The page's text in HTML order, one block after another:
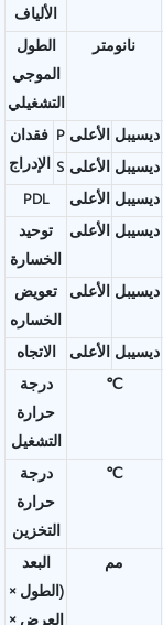
الألياف
الطول
الموجي
التشغيلي
نانومتر
فقدان
الإدراج
P الأعلى ديسيبل
S الأعلى ديسيبل
PDL
الأعلى ديسيبل
توحيد
الخسارة
الأعلى ديسيبل
تعويض
الخساره
الأعلى ديسيبل
الاتجاه الأعلى ديسيبل
درجة
حرارة
التشغيل
℃
درجة
حرارة
التخزين
℃
البعد
(الطول ×
مم